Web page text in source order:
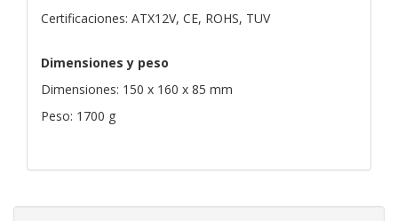
Certificaciones: ATX12V, CE, ROHS, TUV
Dimensiones y peso
Dimensiones: 150 x 160 x 85 mm
Peso: 1700 g